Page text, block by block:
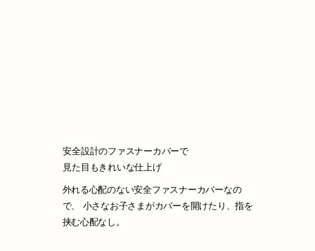
安全設計のファスナーカバーで
見た目もきれいな仕上げ
外れる心配のない安全ファスナーカバーなの
で、 小さなお子さまがカバーを開けたり、指を
挟む心配なし。